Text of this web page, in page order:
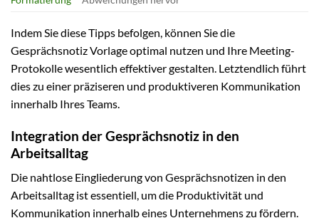
Indem Sie diese Tipps befolgen, können Sie die
Gesprächsnotiz Vorlage optimal nutzen und Ihre Meeting-
Protokolle wesentlich effektiver gestalten. Letztendlich führt
dies zu einer präziseren und produktiveren Kommunikation
innerhalb Ihres Teams.
Integration der Gesprächsnotiz in den
Arbeitsalltag
Die nahtlose Eingliederung von Gesprächsnotizen in den
Arbeitsalltag ist essentiell, um die Produktivität und
Kommunikation innerhalb eines Unternehmens zu fördern.